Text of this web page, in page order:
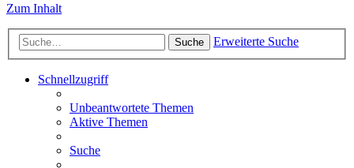
Zum Inhalt
Suche Erweiterte Suche
Schnellzugriff
Unbeantwortete Themen
Aktive Themen
Suche